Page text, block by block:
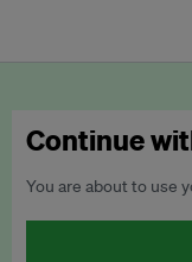
Continue
You are about to use